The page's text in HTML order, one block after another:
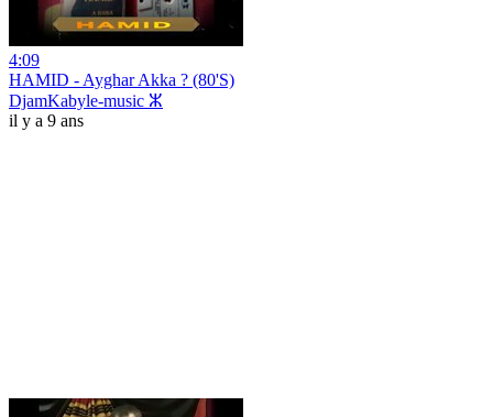
4:09
HAMID - Ayghar Akka ? (80'S)
DjamKabyle-music ⵣ
il y a 9 ans